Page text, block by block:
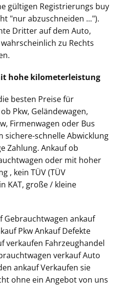
gültigen Registrierungs buy
"nur abzuschneiden ...").
Dritter auf dem Auto,
zu Rechts
hohe kilometerleistung
besten Preise für
Pkw, Geländewagen,
Firmenwagen oder Bus
sichere-schnelle Abwicklung
Zahlung. Ankauf ob
oder mit hoher
, kein TÜV (TÜV
KAT, große / kleine
Gebrauchtwagen ankauf
Pkw Ankauf Defekte
verkaufen Fahrzeughandel
verkauf Auto
ankauf Verkaufen sie
ohne ein Angebot von uns